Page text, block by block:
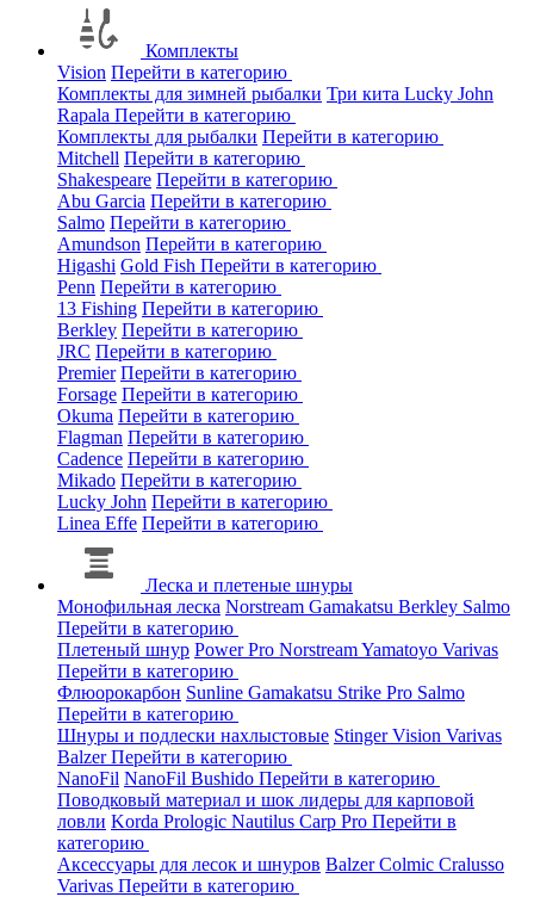
Комплекты
Vision Перейти в категорию
Комплекты для зимней рыбалки Три кита Lucky John
Rapala Перейти в категорию
Комплекты для рыбалки Перейти в категорию
Mitchell Перейти в категорию
Shakespeare Перейти в категорию
Abu Garcia Перейти в категорию
Salmo Перейти в категорию
Amundson Перейти в категорию
Higashi Gold Fish Перейти в категорию
Penn Перейти в категорию
13 Fishing Перейти в категорию
Berkley Перейти в категорию
JRC Перейти в категорию
Premier Перейти в категорию
Forsage Перейти в категорию
Okuma Перейти в категорию
Flagman Перейти в категорию
Cadence Перейти в категорию
Mikado Перейти в категорию
Lucky John Перейти в категорию
Linea Effe Перейти в категорию
Леска и плетеные шнуры
Монофильная леска Norstream Gamakatsu Berkley Salmo
Перейти в категорию
Плетеный шнур Power Pro NorstreamYamatoyo Varivas
Перейти в категорию
Флюорокарбон Sunline Gamakatsu Strike Pro Salmo
Перейти в категорию
Шнуры и подлески нахлыстовые StingerVision Varivas
BalzerПерейти в категорию
NanoFil NanoFil Bushido Перейти в категорию
Поводковый материал и шок лидеры для карповой
ловли Korda Prologic Nautilus Carp Pro Перейти в
категорию
Аксессуары для лесок и шнуров BalzerColmic Cralusso
Varivas Перейти в категорию